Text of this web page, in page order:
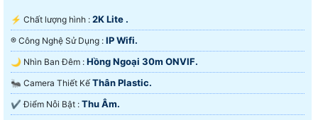
️⚡ Chất lượng hình : 2K Lite .
®️ Công Nghệ Sử Dụng : IP Wifi.
🌙 Nhìn Ban Đêm : Hồng Ngoại 30m ONVIF.
🐜 Camera Thiết Kế Thân Plastic.
️✔️ Điểm Nỗi Bật : Thu Âm.